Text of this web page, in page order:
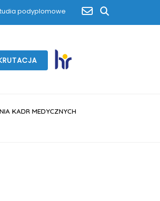
podyplomowe poczta
KADR MEDYCZNYCH